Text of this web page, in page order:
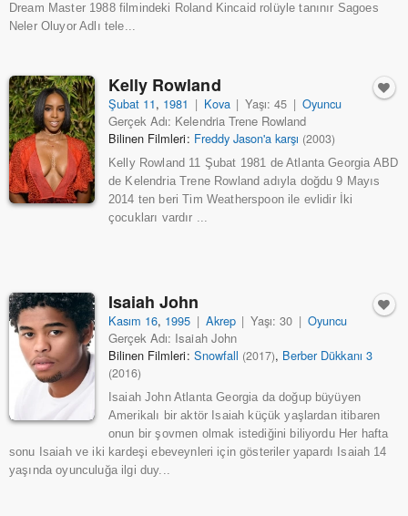
Dream Master 1988 filmindeki Roland Kincaid rolüyle tanınır Sagoes
Neler Oluyor Adlı tele...
Kelly Rowland
Şubat 11, 1981 | Kova | Yaşı: 45 | Oyuncu
Gerçek Adı: Kelendria Trene Rowland
Bilinen Filmleri: Freddy Jason'a karşı (2003)
Kelly Rowland 11 Şubat 1981 de Atlanta Georgia ABD
de Kelendria Trene Rowland adıyla doğdu 9 Mayıs
2014 ten beri Tim Weatherspoon ile evlidir İki
çocukları vardır ...
Isaiah John
Kasım 16, 1995 | Akrep | Yaşı: 30 | Oyuncu
Gerçek Adı: Isaiah John
Bilinen Filmleri: Snowfall (2017), Berber Dükkanı 3
(2016)
Isaiah John Atlanta Georgia da doğup büyüyen
Amerikalı bir aktör Isaiah küçük yaşlardan itibaren
onun bir şovmen olmak istediğini biliyordu Her hafta
sonu Isaiah ve iki kardeşi ebeveynleri için gösteriler yapardı Isaiah 14
yaşında oyunculuğa ilgi duy...